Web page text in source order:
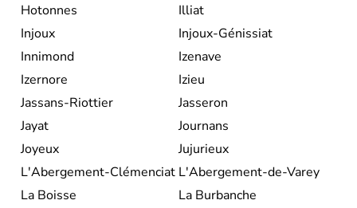
Hotonnes
Illiat
Injoux
Injoux-Génissiat
Innimond
Izenave
Izernore
Izieu
Jassans-Riottier
Jasseron
Jayat
Journans
Joyeux
Jujurieux
L'Abergement-Clémenciat L'Abergement-de-Varey
La Boisse
La Burbanche